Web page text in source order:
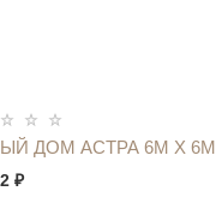
ДОМ АСТРА 6М Х 6М
₽
КУПИТЬ